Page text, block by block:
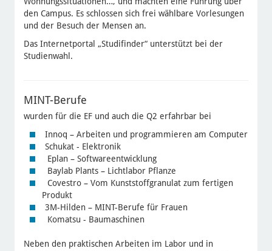
den Campus. Es schlossen sich frei wählbare Vorlesungen
und der Besuch der Mensen an.
Das Internetportal „Studifinder“ unterstützt bei der
Studienwahl.
MINT-Berufe
wurden für die EF und auch die Q2 erfahrbar bei
Innoq – Arbeiten und programmieren am Computer
Schukat - Elektronik
Eplan – Softwareentwicklung
Baylab Plants – Lichtlabor Pflanze
Covestro – Vom Kunststoffgranulat zum fertigen
Produkt
3M-Hilden – MINT-Berufe für Frauen
Komatsu - Baumaschinen
Neben den praktischen Arbeiten im Labor und in